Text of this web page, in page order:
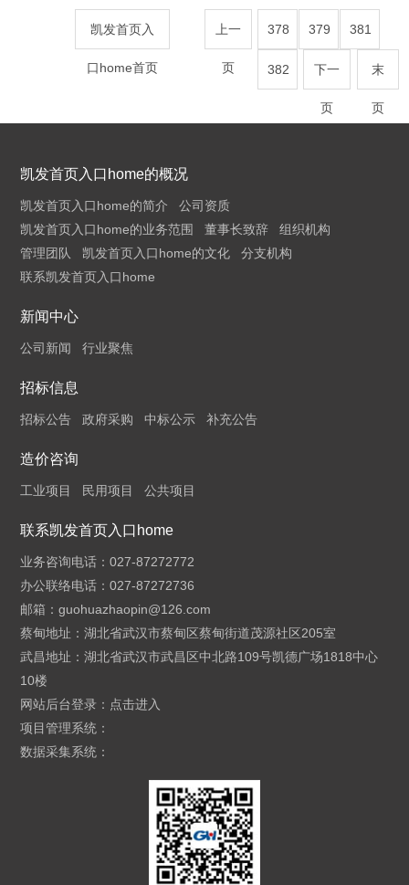
凯发首页入
口home首页
上一
页
378 379 381
382 下一
页
末
页
凯发首页入口home的概况
凯发首页入口home的简介
公司资质
凯发首页入口home的业务范围
董事长致辞
组织机构
管理团队
凯发首页入口home的文化
分支机构
联系凯发首页入口home
新闻中心
公司新闻 行业聚焦
招标信息
招标公告 政府采购 中标公示 补充公告
造价咨询
工业项目 民用项目 公共项目
联系凯发首页入口home
业务咨询电话：027-87272772
办公联络电话：027-87272736
邮箱：guohuazhaopin@126.com
蔡甸地址：湖北省武汉市蔡甸区蔡甸街道茂源社区205室
武昌地址：湖北省武汉市武昌区中北路109号凯德广场1818中心
10楼
网站后台登录： 点击进入
项目管理系统：
数据采集系统：